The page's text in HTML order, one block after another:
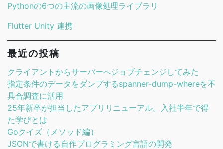
Pythonの6つの主流の画像処理ライブラリ
Flutter Unity 連携
最近の投稿
クライアントからサーバーへジョブチェンジしてみた
指定条件のデータをダンプするspanner-dump-whereを不
具合調査に活用
25年新卒が担当したアプリリニューアル。入社半年で得
た学びとは
Goクイズ（メソッド編）
JSONで書ける自作プログラミング言語の開発